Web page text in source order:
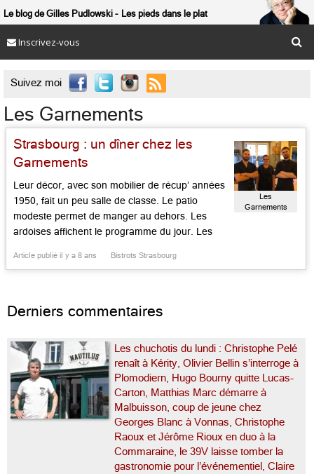
Le blog de Gilles Pudlowski Les pieds dans le plat
Inscrivez-vous
Suivez moi 
Les Garnements
Strasbourg : un dîner chez les
Garnements
Leur décor, avec son mobilier de récup’ années
1950, fait un peu salle de classe. Le patio
modeste permet de manger au dehors. Les
ardoises affichent le programme du jour. Les
serein. Maman Catherine est au comptoir,
Article publié il y a 8 ans Bistrots Strasbourg
Les
Garnements
Derniers commentaires
Les chuchotis du lundi : Christophe Pelé
renaît à Kérity, Olivier Bellin s’interroge à
Plomodiern, Hugo Bourny quitte Lucas-
Carton, Matthias Marc démarre à
Malbuisson, coup de jeune chez
Georges Blanc à Vonnas, Christophe
Raoux et Jérôme Rioux en duo à la
Commaraine, le 39V laisse tomber la
gastronomie pour l’événementiel, Claire